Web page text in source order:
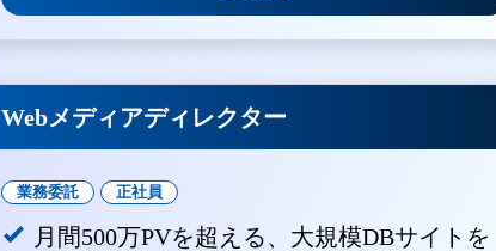
Webメディアディレクター
業務委託 正社員
月間500万PVを超える、大規模DBサイトを